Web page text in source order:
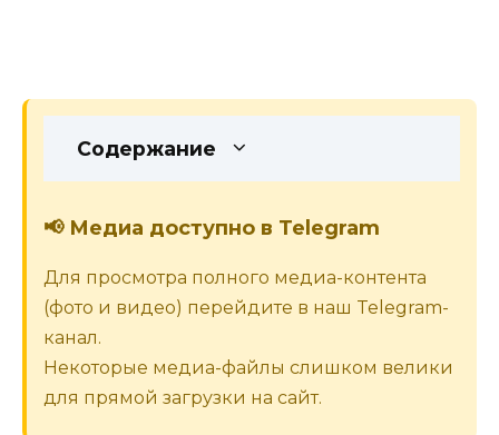
Содержание
📢 Медиа доступно в Telegram
Для просмотра полного медиа-контента
(фото и видео) перейдите в наш Telegram-
канал.
Некоторые медиа-файлы слишком велики
для прямой загрузки на сайт.